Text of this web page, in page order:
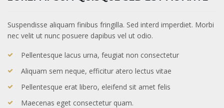
Suspendisse aliquam finibus fringilla. Sed interd imperdiet. Morbi
nec velit ut nunc posuere dapibus vel ut odio.
Pellentesque lacus urna, feugiat non consectetur
Aliquam sem neque, efficitur atero lectus vitae
Pellentesque erat libero, eleifend sit amet felis
Maecenas eget consectetur quam.